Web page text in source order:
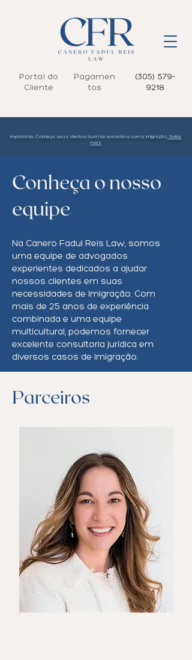
Portal do
Cliente
Pagamen
tos
(305) 579-
9218
Importante: Conheça seus direitos durante encontros com a imigração.Saiba
mais
Conheça o nosso
equipe
Na Canero Fadul Reis Law, somos
uma equipe de advogados
experientes dedicados a ajudar
nossos clientes em suas
necessidades de imigração. Com
mais de 25 anos de experiência
combinada e uma equipe
multicultural, podemos fornecer
excelente consultoria jurídica em
diversos casos de imigração.
Parceiros